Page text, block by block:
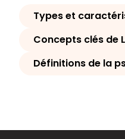
Types et
Concepts clés de
Définitions de la